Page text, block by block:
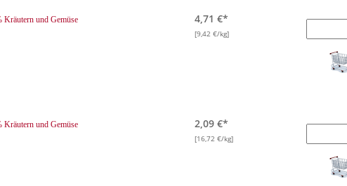
Kräutern und Gemüse 4,71 €*
[9,42 €/kg]
Kräutern und Gemüse 2,09 €*
[16,72 €/kg]